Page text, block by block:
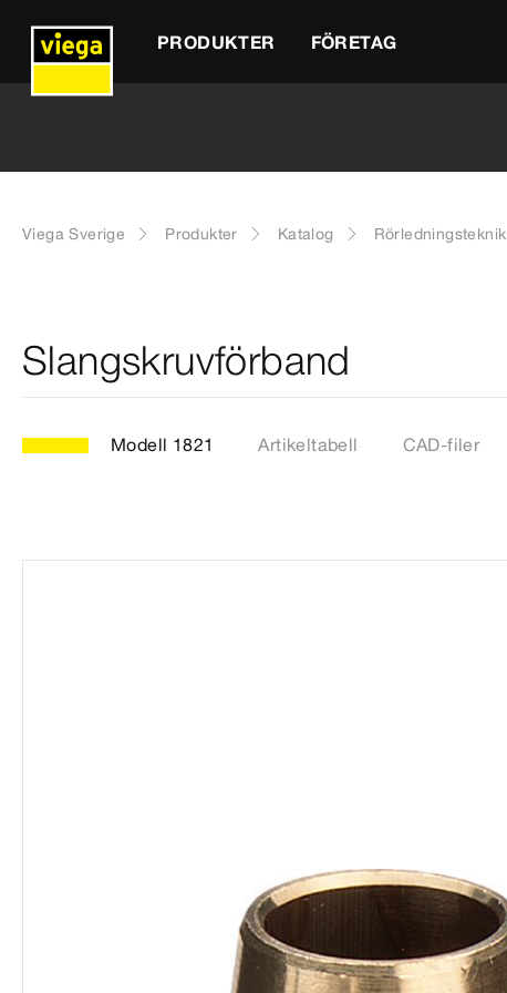
PRODUKTER FÖRETAG
Viega Sverige Produkter Katalog Rörledningsteknik
Slangskruvförband
Modell 1821 Artikeltabell CAD-filer